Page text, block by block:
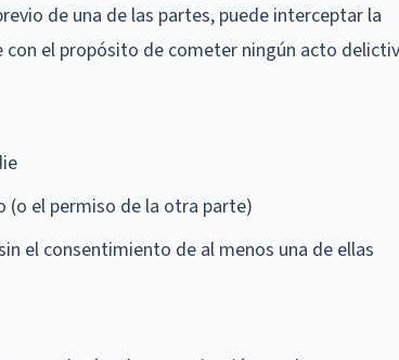
de una de las partes, puede interceptar la
con el propósito de cometer ningún acto
(o el permiso de la otra parte)
el consentimiento de al menos una de ellas